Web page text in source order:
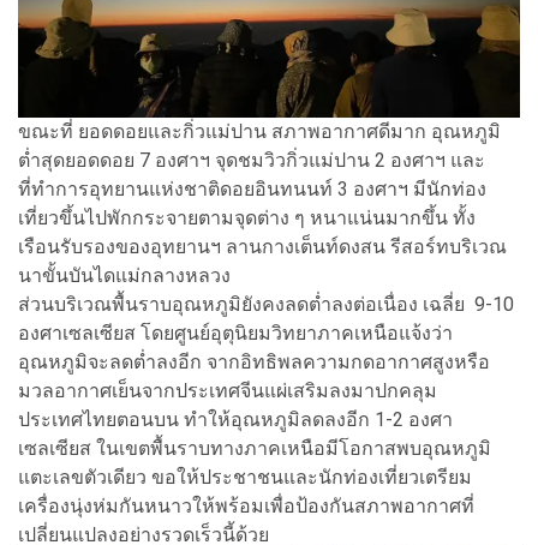
ขณะที่ ยอดดอยและกิ่วแม่ปาน สภาพอากาศดีมาก อุณหภูมิ
ต่ำสุดยอดดอย 7 องศาฯ จุดชมวิวกิ่วแม่ปาน 2 องศาฯ และ
ที่ทำการอุทยานแห่งชาติดอยอินทนนท์ 3 องศาฯ มีนักท่อง
เที่ยวขึ้นไปพักกระจายตามจุดต่าง ๆ หนาแน่นมากขึ้น ทั้ง
เรือนรับรองของอุทยานฯ ลานกางเต็นท์ดงสน รีสอร์ทบริเวณ
นาขั้นบันไดแม่กลางหลวง
ส่วนบริเวณพื้นราบอุณหภูมิยังคงลดต่ำลงต่อเนื่อง เฉลี่ย 9-10
องศาเซลเซียส โดยศูนย์อุตุนิยมวิทยาภาคเหนือแจ้งว่า
อุณหภูมิจะลดต่ำลงอีก จากอิทธิพลความกดอากาศสูงหรือ
มวลอากาศเย็นจากประเทศจีนแผ่เสริมลงมาปกคลุม
ประเทศไทยตอนบน ทำให้อุณหภูมิลดลงอีก 1-2 องศา
เซลเซียส ในเขตพื้นราบทางภาคเหนือมีโอกาสพบอุณหภูมิ
แตะเลขตัวเดียว ขอให้ประชาชนและนักท่องเที่ยวเตรียม
เครื่องนุ่งห่มกันหนาวให้พร้อมเพื่อป้องกันสภาพอากาศที่
เปลี่ยนแปลงอย่างรวดเร็วนี้ด้วย